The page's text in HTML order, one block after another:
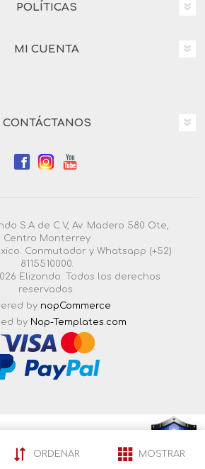
POLÍTICAS
MI CUENTA
CONTÁCTANOS
S.A de C.V, Av. Madero 580 Ote,
Centro Monterrey
Conmutador y Whatsapp (+52)
8115510000.
Elizondo. Todos los derechos
reservados.
by nopCommerce
by Nop-Templates.com
ORDENAR MOSTRAR